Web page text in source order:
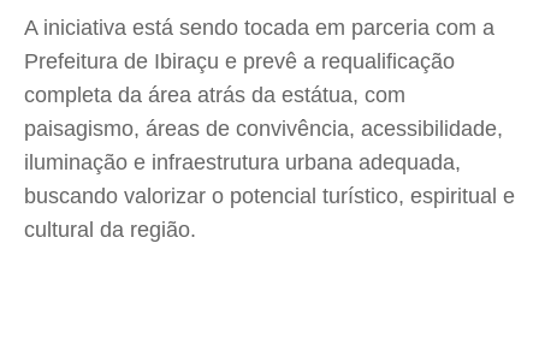
A iniciativa está sendo tocada em parceria com a
Prefeitura de Ibiraçu e prevê a requalificação
completa da área atrás da estátua, com
paisagismo, áreas de convivência, acessibilidade,
iluminação e infraestrutura urbana adequada,
buscando valorizar o potencial turístico, espiritual e
cultural da região.